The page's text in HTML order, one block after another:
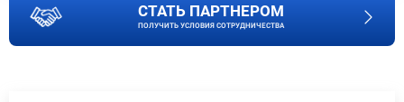
СТАТЬ ПАРТНЕРОМ
ПОЛУЧИТЬ УСЛОВИЯ СОТРУДНИЧЕСТВА